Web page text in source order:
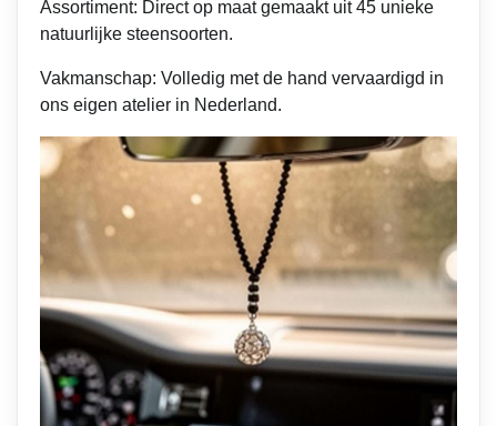
Assortiment: Direct op maat gemaakt uit 45 unieke
natuurlijke steensoorten.
Vakmanschap: Volledig met de hand vervaardigd in
ons eigen atelier in Nederland.